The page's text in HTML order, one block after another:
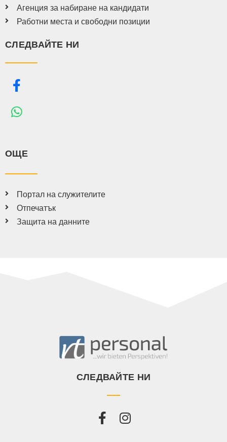
Агенция за набиране на кандидати
Работни места и свободни позиции
СЛЕДВАЙТЕ НИ
ОЩЕ
Портал на служителите
Отпечатък
Защита на данните
СЛЕДВАЙТЕ НИ